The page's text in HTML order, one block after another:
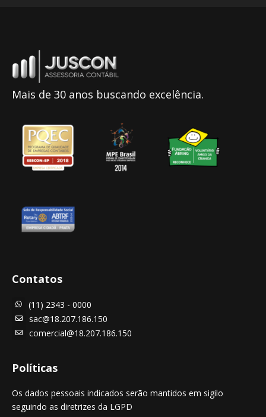
Mais de 30 anos buscando excelência.
Contatos
 (11) 2343 - 0000
 sac@18.207.186.150
 comercial@18.207.186.150
Políticas
Os dados pessoais indicados serão mantidos em sigilo
seguindo as diretrizes da LGPD